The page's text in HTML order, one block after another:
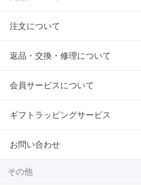
注文について
返品・交換・修理について
会員サービスについて
ギフトラッピングサービス
お問い合わせ
その他